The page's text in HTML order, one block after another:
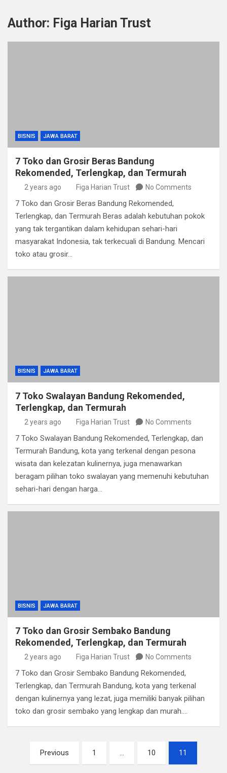
Author: Figa Harian Trust
BISNIS JAWA BARAT
7 Toko dan Grosir Beras Bandung
Rekomended, Terlengkap, dan Termurah
2 years ago Figa Harian Trust No Comments
7 Toko dan Grosir Beras Bandung Rekomended,
Terlengkap, dan Termurah Beras adalah kebutuhan pokok
yang tak tergantikan dalam kehidupan sehari-hari
masyarakat Indonesia, tak terkecuali di Bandung. Mencari
toko atau grosir…
BISNIS JAWA BARAT
7 Toko Swalayan Bandung Rekomended,
Terlengkap, dan Termurah
2 years ago Figa Harian Trust No Comments
7 Toko Swalayan Bandung Rekomended, Terlengkap, dan
Termurah Bandung, kota yang terkenal dengan pesona
wisata dan kelezatan kulinernya, juga menawarkan
beragam pilihan toko swalayan yang memenuhi kebutuhan
sehari-hari dengan harga…
BISNIS JAWA BARAT
7 Toko dan Grosir Sembako Bandung
Rekomended, Terlengkap, dan Termurah
2 years ago Figa Harian Trust No Comments
7 Toko dan Grosir Sembako Bandung Rekomended,
Terlengkap, dan Termurah Bandung, kota yang terkenal
dengan kulinernya yang lezat, juga memiliki banyak pilihan
toko dan grosir sembako yang lengkap dan murah.…
pagination
Previous 1 … 10 11